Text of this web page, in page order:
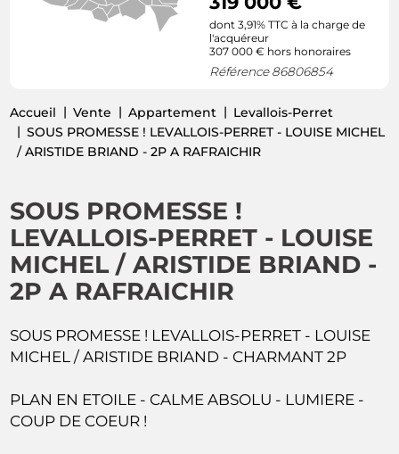
dont 3,91% TTC à la charge de
l'acquéreur
307 000 € hors honoraires
Référence 86806854
Accueil Vente Appartement
Levallois-Perret
SOUS PROMESSE ! LEVALLOIS-PERRET - LOUISE MICHEL
/ ARISTIDE BRIAND - 2P A RAFRAICHIR
SOUS PROMESSE !
LEVALLOIS-PERRET - LOUISE
MICHEL / ARISTIDE BRIAND -
2P A RAFRAICHIR
SOUS PROMESSE ! LEVALLOIS-PERRET - LOUISE
MICHEL / ARISTIDE BRIAND - CHARMANT 2P
PLAN EN ETOILE - CALME ABSOLU - LUMIERE -
COUP DE COEUR !